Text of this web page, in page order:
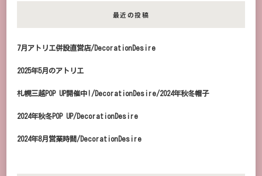
最近の投稿
7月アトリエ併設直営店/DecorationDesire
2025年5月のアトリエ
札幌三越POP UP開催中!/DecorationDesire/2024年秋冬帽子
2024年秋冬POP UP/DecorationDesire
2024年8月営業時間/DecorationDesire